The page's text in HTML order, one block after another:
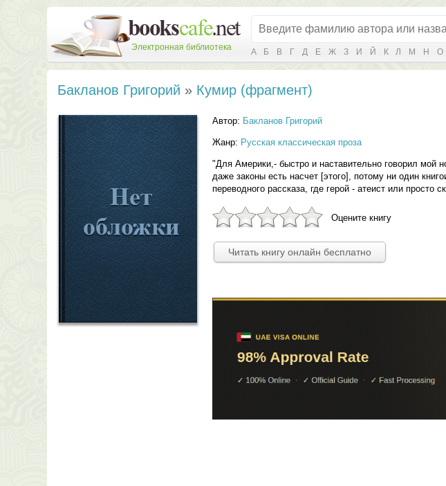
Электронная библиотека А Б В Г Д Е Ж З И Й К Л М Н О
Бакланов Григорий » Кумир (фрагмент)
Автор: Бакланов Григорий
Жанр: Русская классическая проза
"Для Америки,- быстро и наставительно говорил мой
даже законы есть насчет [этого], потому ни один
переводного рассказа, где герой - атеист или просто
Оцените книгу
Читать книгу онлайн бесплатно